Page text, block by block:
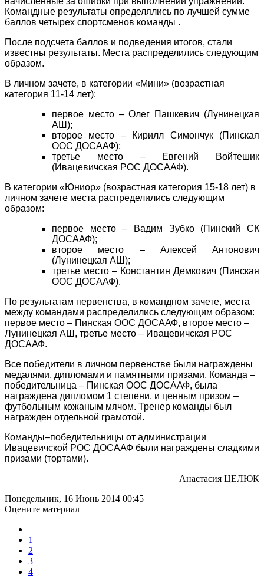
Командные результаты определялись по лучшей сумме
баллов четырех спортсменов команды .
После подсчета баллов и подведения итогов, стали
известны результаты. Места распределились следующим
образом.
В личном зачете, в категории «Мини» (возрастная
категория 11-14 лет):
первое место – Олег Пашкевич (Лунинецкая
АШ);
второе место – Кирилл Симончук (Пинская
ООС ДОСААФ);
третье место – Евгений Войтешик
(Ивацевичская РОС ДОСААФ).
В категории «Юниор» (возрастная категория 15-18 лет) в
личном зачете места распределились следующим
образом:
первое место – Вадим Зубко (Пинский СК
ДОСААФ);
второе место – Алексей Антонович
(Лунинецкая АШ);
третье место – Константин Демкович (Пинская
ООС ДОСААФ).
По результатам первенства, в командном зачете, места
между командами распределились следующим образом:
первое место – Пинская ООС ДОСААФ, второе место –
Лунинецкая АШ, третье место – Ивацевичская РОС
ДОСААФ.
Все победители в личном первенстве были награждены
медалями, дипломами и памятными призами. Команда –
победительница – Пинская ООС ДОСААФ, была
награждена дипломом 1 степени, и ценным призом –
футбольным кожаным мячом. Тренер команды был
награжден отдельной грамотой.
Команды–победительницы от администрации
Ивацевичской РОС ДОСААФ были награждены сладкими
призами (тортами).
Анастасия ЦЕЛЮК
Понедельник, 16 Июнь 2014 00:45
Оцените материал
1
2
3
4